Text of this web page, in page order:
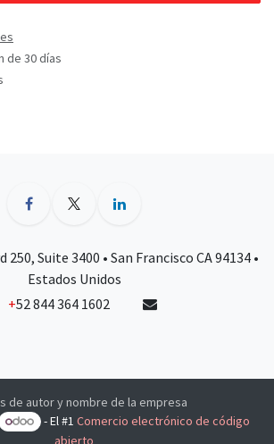
de 30 días
Suite 3400 • San Francisco CA 94134 •
Estados Unidos
+52 844 364 1602
de autor y nombre de la empresa
- El #1Comercio electrónico de código
abierto